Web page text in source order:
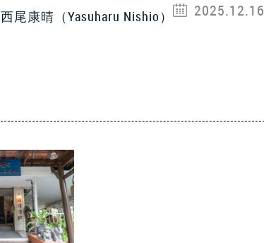
2025.12.16
西尾康晴（Yasuharu Nishio）